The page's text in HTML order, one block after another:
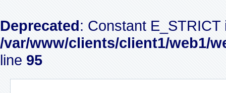
Deprecated: Constant
/var/www/clients/client1/web1/
line 95